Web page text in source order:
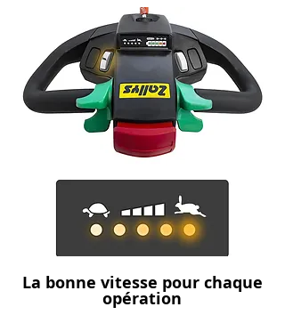
La bonne vitesse pour chaque
opération